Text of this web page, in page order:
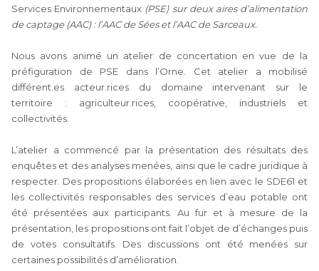
Services Environnementaux (PSE) sur deux aires d’alimentation
de captage (AAC) : l’AAC de Sées et l’AAC de Sarceaux.
Nous avons animé un atelier de concertation en vue de la
préfiguration de PSE dans l’Orne. Cet atelier a mobilisé
différent.es acteur.rices du domaine intervenant sur le
territoire : agriculteur.rices, coopérative, industriels et
collectivités.
L’atelier a commencé par la présentation des résultats des
enquêtes et des analyses menées, ainsi que le cadre juridique à
respecter. Des propositions élaborées en lien avec le SDE61 et
les collectivités responsables des services d’eau potable ont
été présentées aux participants. Au fur et à mesure de la
présentation, les propositions ont fait l’objet de d’échanges puis
de votes consultatifs. Des discussions ont été menées sur
certaines possibilités d’amélioration.